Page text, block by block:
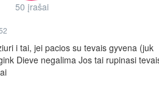
50 įrašai
i tai, jei pacios su tevais gyvena (juk
Dieve negalima Jos tai rupinasi